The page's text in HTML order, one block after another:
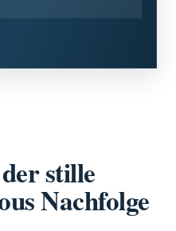
stille
Nachfolge